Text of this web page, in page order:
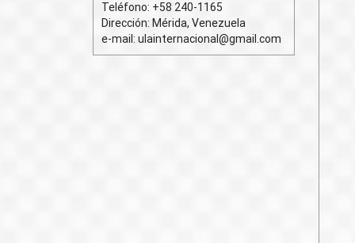
a
Teléfono: +58 240-1165
Dirección: Mérida, Venezuela
e-mail: ulainternacional@gmail.com